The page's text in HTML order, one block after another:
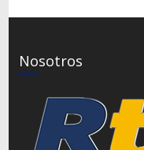
Nosotros